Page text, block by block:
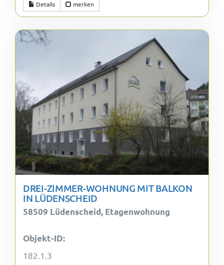
Details merken
DREI-ZIMMER-WOHNUNG MIT BALKON
IN LÜDENSCHEID
58509 Lüdenscheid, Etagenwohnung
Objekt-ID:
182.1.3